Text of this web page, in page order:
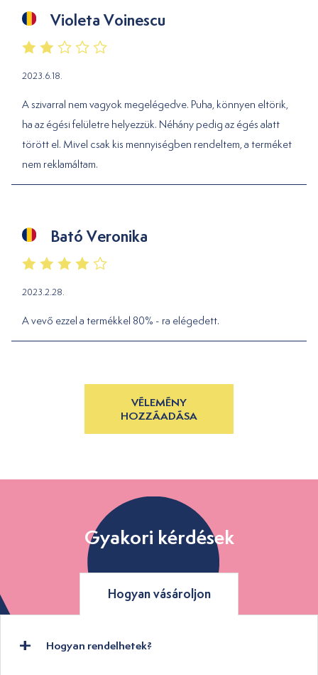
Violeta Voinescu
2023.6.18.
A szivarral nem vagyok megelégedve. Puha, könnyen eltörik,
ha az égési felületre helyezzük. Néhány pedig az égés alatt
törött el. Mivel csak kis mennyiségben rendeltem, a terméket
nem reklamáltam.
Bató Veronika
2023.2.28.
A vevő ezzel a termékkel 80% - ra elégedett.
VÉLEMÉNY
HOZZÁADÁSA
Gyakori kérdések
Hogyan vásároljon
Hogyan rendelhetek?